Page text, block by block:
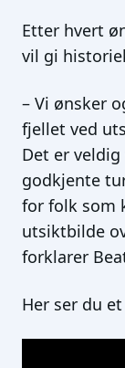
Etter hvert
vil gi
– Vi ønsker
fjellet ved
Det er
godkjente
for folk som
utsiktbilde
forklarer
Her ser du